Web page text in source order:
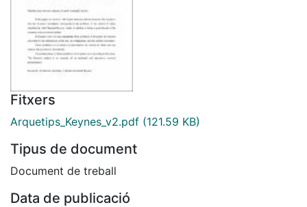
Fitxers
Arquetips_Keynes_v2.pdf (121.59 KB)
Tipus de document
Document de treball
Data de publicació